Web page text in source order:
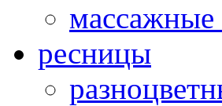
ресницы